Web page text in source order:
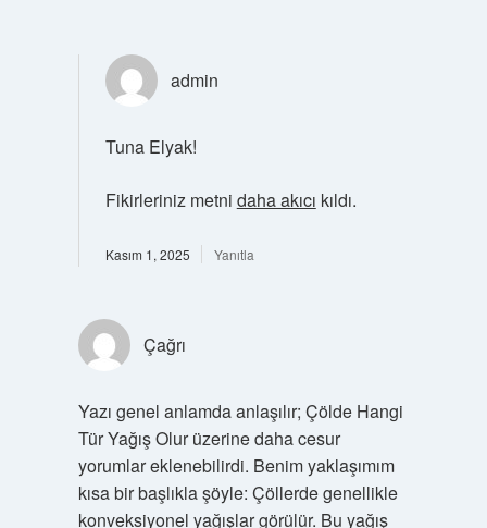
admin
Tuna Elyak!
Fikirleriniz metni daha akıcı kıldı.
Kasım 1, 2025 Yanıtla
Çağrı
Yazı genel anlamda anlaşılır; Çölde Hangi
Tür Yağış Olur üzerine daha cesur
yorumlar eklenebilirdi. Benim yaklaşımım
kısa bir başlıkla şöyle: Çöllerde genellikle
konveksiyonel yağışlar görülür. Bu yağış